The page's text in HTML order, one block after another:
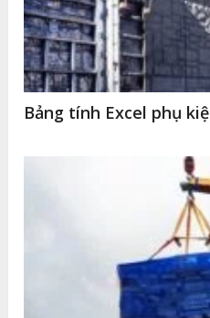
Bảng tính Excel phụ